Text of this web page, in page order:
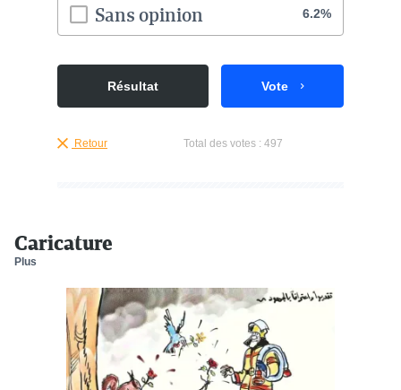
Sans opinion 6.2%
Résultat Vote
Retour Total des votes : 497
Caricature
Plus